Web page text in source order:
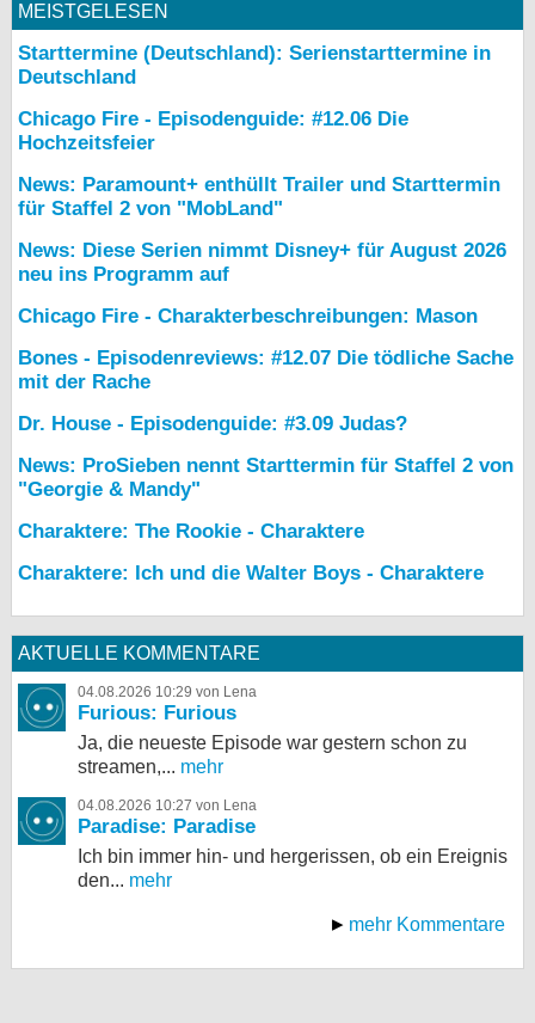
MEISTGELESEN
Starttermine (Deutschland): Serienstarttermine in
Deutschland
Chicago Fire - Episodenguide: #12.06 Die
Hochzeitsfeier
News: Paramount+ enthüllt Trailer und Starttermin
für Staffel 2 von "MobLand"
News: Diese Serien nimmt Disney+ für August 2026
neu ins Programm auf
Chicago Fire - Charakterbeschreibungen: Mason
Bones - Episodenreviews: #12.07 Die tödliche Sache
mit der Rache
Dr. House - Episodenguide: #3.09 Judas?
News: ProSieben nennt Starttermin für Staffel 2 von
"Georgie & Mandy"
Charaktere: The Rookie - Charaktere
Charaktere: Ich und die Walter Boys - Charaktere
AKTUELLE KOMMENTARE
04.08.2026 10:29 von Lena
Furious: Furious
Ja, die neueste Episode war gestern schon zu
streamen,... mehr
04.08.2026 10:27 von Lena
Paradise: Paradise
Ich bin immer hin- und hergerissen, ob ein Ereignis
den... mehr
mehr Kommentare